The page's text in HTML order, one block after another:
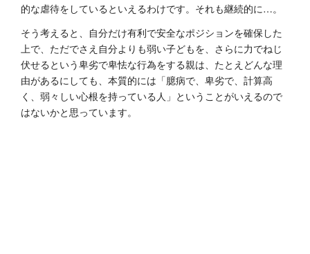
的な虐待をしているといえるわけです。それも継続的に…。
そう考えると、自分だけ有利で安全なポジションを確保した
上で、ただでさえ自分よりも弱い子どもを、さらに力でねじ
伏せるという卑劣で卑怯な行為をする親は、たとえどんな理
由があるにしても、本質的には「臆病で、卑劣で、計算高
く、弱々しい心根を持っている人」ということがいえるので
はないかと思っています。